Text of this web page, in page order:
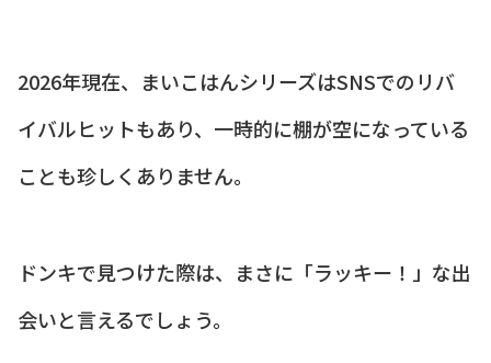
2026年現在、まいこはんシリーズはSNSでのリバ
イバルヒットもあり、一時的に棚が空になっている
ことも珍しくありません。
ドンキで見つけた際は、まさに「ラッキー！」な出
会いと言えるでしょう。